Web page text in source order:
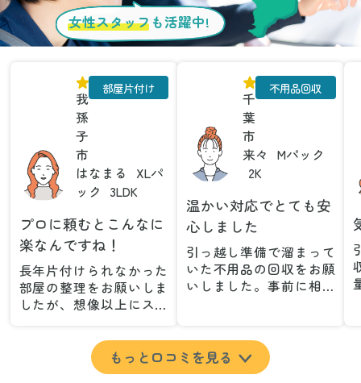
女性スタッフ も活躍中!
我
孫
子
市
はなまる
XLパ
ック
3LDK
部屋片付け
プロに頼むとこんなに
楽なんですね！
長年片付けられなかった
部屋の整理をお願いしま
したが、想像以上にスム
が集めた物や古い家具が
多く、自分たちだけでは
どうにもならない状態で
千
葉
市
来々
Mパック
2K
不用品回収
温かい対応でとても安
心しました
引っ越し準備で溜まって
いた不用品の回収をお願
いしました。事前に相談
とができました。特に、
古い家具や壊れた家電な
ど、処分が難しいものが
もっと口コミを見る